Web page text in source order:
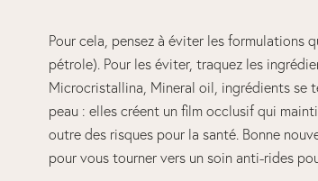
Pour cela, pensez à éviter les formulations
pétrole). Pour les éviter, traquez les
Microcristallina, Mineral oil, ingrédients se
peau : elles créent un film occlusif qui
outre des risques pour la santé. Bonne
pour vous tourner vers un soin anti-rides